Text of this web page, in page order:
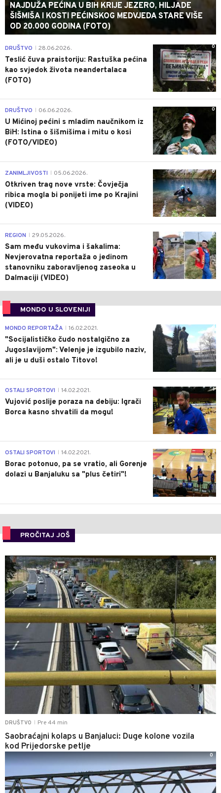
NAJDUŽA PEĆINA U BIH KRIJE JEZERO, HILJADE
ŠIŠMIŠA I KOSTI PEĆINSKOG MEDVJEDA STARE VIŠE
OD 20.000 GODINA (FOTO)
0
DRUŠTVO 28.06.2026.
Teslić čuva praistoriju: Rastuška pećina
kao svjedok života neandertalaca
(FOTO)
0
DRUŠTVO 06.06.2026.
U Mićinoj pećini s mladim naučnikom iz
BiH: Istina o šišmišima i mitu o kosi
(FOTO/VIDEO)
0
ZANIMLJIVOSTI 05.06.2026.
Otkriven trag nove vrste: Čovječja
ribica mogla bi ponijeti ime po Krajini
(VIDEO)
0
REGION 29.05.2026.
Sam među vukovima i šakalima:
Nevjerovatna reportaža o jedinom
stanovniku zaboravljenog zaseoka u
Dalmaciji (VIDEO)
MONDO U SLOVENIJI
4
MONDO REPORTAŽA 16.02.2021.
"Socijalističko čudo nostalgično za
Jugoslavijom": Velenje je izgubilo naziv,
ali je u duši ostalo Titovo!
1
OSTALI SPORTOVI 14.02.2021.
Vujović poslije poraza na debiju: Igrači
Borca kasno shvatili da mogu!
3
OSTALI SPORTOVI 14.02.2021.
Borac potonuo, pa se vratio, ali Gorenje
dolazi u Banjaluku sa "plus četiri"!
PROČITAJ JOŠ
DRUŠTVO Pre 44 min
Saobraćajni kolaps u Banjaluci: Duge kolone vozila
kod Prijedorske petlje
0
0